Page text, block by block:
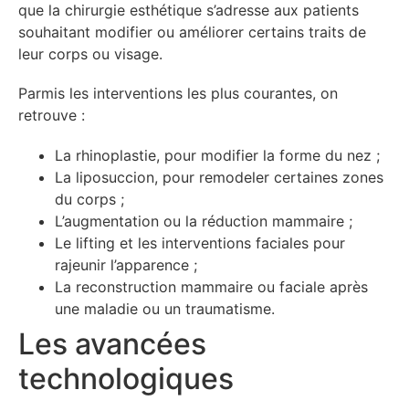
que la chirurgie esthétique s’adresse aux patients
souhaitant modifier ou améliorer certains traits de
leur corps ou visage.
Parmis les interventions les plus courantes, on
retrouve :
La rhinoplastie, pour modifier la forme du nez ;
La liposuccion, pour remodeler certaines zones
du corps ;
L’augmentation ou la réduction mammaire ;
Le lifting et les interventions faciales pour
rajeunir l’apparence ;
La reconstruction mammaire ou faciale après
une maladie ou un traumatisme.
Les avancées
technologiques